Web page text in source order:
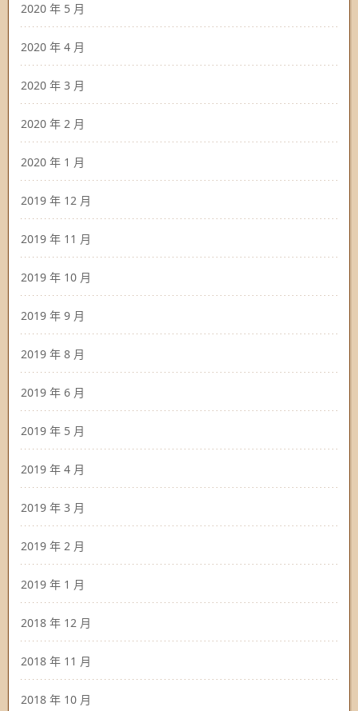
2020 年 5 月
2020 年 4 月
2020 年 3 月
2020 年 2 月
2020 年 1 月
2019 年 12 月
2019 年 11 月
2019 年 10 月
2019 年 9 月
2019 年 8 月
2019 年 6 月
2019 年 5 月
2019 年 4 月
2019 年 3 月
2019 年 2 月
2019 年 1 月
2018 年 12 月
2018 年 11 月
2018 年 10 月